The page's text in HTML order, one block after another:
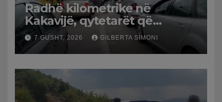
Radhë kilometrike në
Kakavijë, qytetarët që
kthehen në Shqipëri
bllokohen në temperatura të
larta, pala greke punon me
ritme të ngadalta
7 GUSHT, 2026 GILBERTA SIMONI